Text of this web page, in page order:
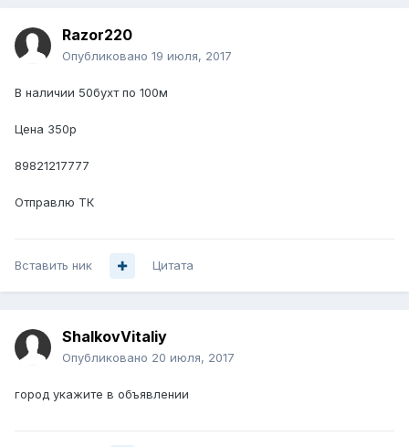
Razor220
Опубликовано 19 июля, 2017
В наличии 50бухт по 100м
Цена 350р
89821217777
Отправлю ТК
Вставить ник Цитата
ShalkovVitaliy
Опубликовано 20 июля, 2017
город укажите в объявлении